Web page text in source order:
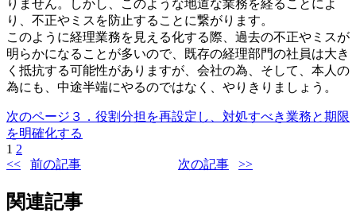
りません。しかし、このような地道な業務を経ることによ
り、不正やミスを防止することに繋がります。
このように経理業務を見える化する際、過去の不正やミスが
明らかになることが多いので、既存の経理部門の社員は大き
く抵抗する可能性がありますが、会社の為、そして、本人の
為にも、中途半端にやるのではなく、やりきりましょう。
次のページ ３．役割分担を再設定し、対処すべき業務と期限
を明確化する
1 2
前の記事
次の記事
関連記事